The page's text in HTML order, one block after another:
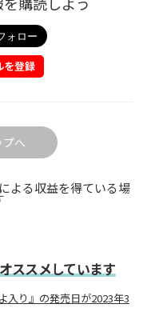
へ
よる収益を得ている場
ススメしています
入り』の発売日が2023年3